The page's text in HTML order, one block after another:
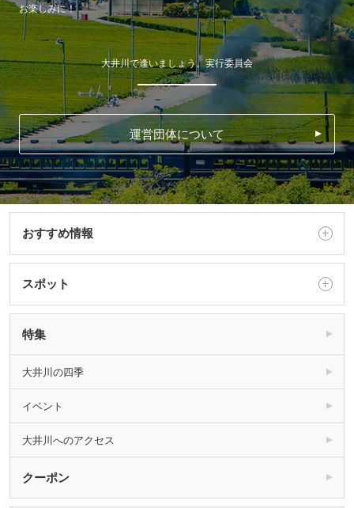
お楽しみに！
大井川で逢いましょう。実行委員会
運営団体について
おすすめ情報
スポット
特集
大井川の四季
イベント
大井川へのアクセス
クーポン